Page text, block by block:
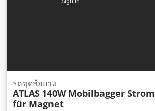
รถขุดล้อยาง
ATLAS 140W Mobilbagger Strom
für Magnet